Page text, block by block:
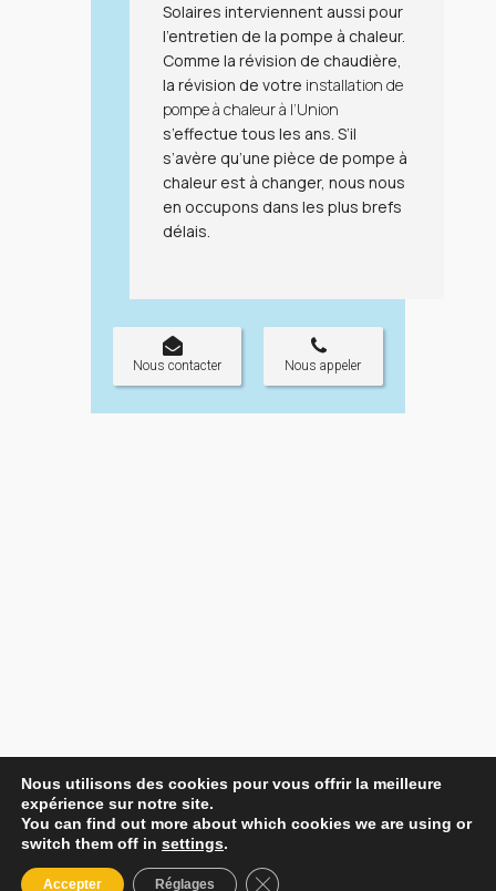
Solaires interviennent aussi pour
l’entretien de la pompe à chaleur.
Comme la révision de chaudière,
la révision de votre installation de
pompe à chaleur à l’Union
s’effectue tous les ans. S’il
s’avère qu’une pièce depompe à
chaleur est à changer, nous nous
en occupons dans les plus brefs
délais.
Nous contacter Nous appeler
Nous utilisons des cookies pour vous offrir la meilleure
expérience sur notre site.
You can find out more about which cookies we are using or
switch them off in settings.
Accepter Réglages Fermer la bannière des cookies